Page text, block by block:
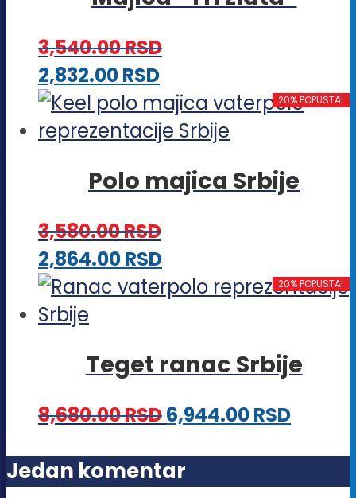
na
stranici
Opcije
biti
izabrane
na
stranici
3,540.00RSD
2,832.00RSDOvaj
proizvod
ima
varijanti.
mogu
biti
izabrane
stranici
proizvoda.
20% POPUSTA!
Polo majica Srbije
3,580.00RSD
2,864.00RSDOvaj
proizvod
varijanti.
mogu
biti
izabrane
20% POPUSTA!
Teget ranac Srbije
8,680.00RSD6,944.00RSD
Jedan komentar